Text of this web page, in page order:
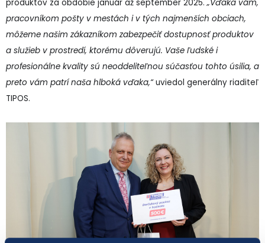
produktov za obdobie január až september 2025.„Vďaka vám,
pracovníkom pošty v mestách i v tých najmenších obciach,
môžeme našim zákazníkom zabezpečiť dostupnosť produktov
a služieb v prostredí, ktorému dôverujú. Vaše ľudské i
profesionálne kvality sú neoddeliteľnou súčasťou tohto úsilia, a
preto vám patrí naša hlboká vďaka,“uviedol generálny riaditeľ
TIPOS.